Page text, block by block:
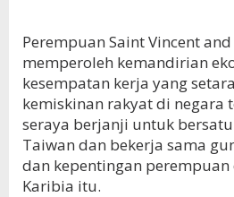
Perempuan Saint Vincent
memperoleh kemandirian
kesempatan kerja yang
kemiskinan rakyat di negara
seraya berjanji untuk
Taiwan dan bekerja sama
dan kepentingan perempuan
Karibia itu.